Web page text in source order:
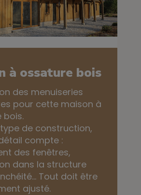
à ossature bois
des menuiseries
pour cette maison à
bois.
de construction,
compte :
des fenêtres,
dans la structure
Tout doit être
ajusté.